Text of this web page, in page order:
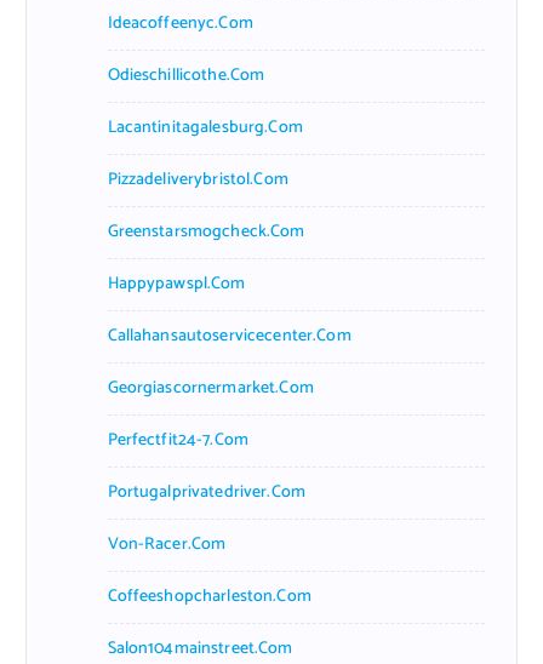
Ideacoffeenyc.com
Odieschillicothe.com
Lacantinitagalesburg.com
Pizzadeliverybristol.com
Greenstarsmogcheck.com
Happypawspl.com
Callahansautoservicecenter.com
Georgiascornermarket.com
Perfectfit24-7.com
Portugalprivatedriver.com
Von-Racer.com
Coffeeshopcharleston.com
Salon104mainstreet.com